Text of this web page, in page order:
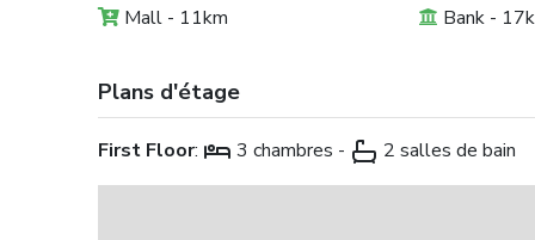
Mall - 11km Bank -
Plans d'étage
First Floor: 3 chambres - 2 salles de bain